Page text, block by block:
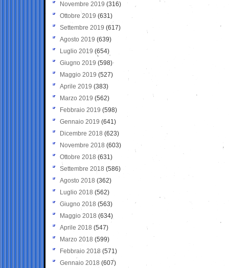
Novembre 2019 (316)
Ottobre 2019 (631)
Settembre 2019 (617)
Agosto 2019 (639)
Luglio 2019 (654)
Giugno 2019 (598)
Maggio 2019 (527)
Aprile 2019 (383)
Marzo 2019 (562)
Febbraio 2019 (598)
Gennaio 2019 (641)
Dicembre 2018 (623)
Novembre 2018 (603)
Ottobre 2018 (631)
Settembre 2018 (586)
Agosto 2018 (362)
Luglio 2018 (562)
Giugno 2018 (563)
Maggio 2018 (634)
Aprile 2018 (547)
Marzo 2018 (599)
Febbraio 2018 (571)
Gennaio 2018 (607)